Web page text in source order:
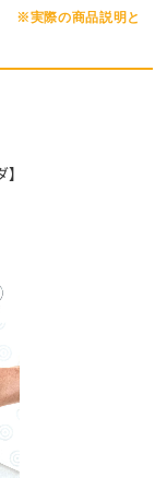
※実際の商品説明と